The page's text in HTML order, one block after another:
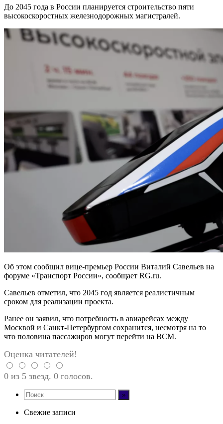
До 2045 года в России планируется строительство пяти
высокоскоростных железнодорожных магистралей.
Об этом сообщил вице-премьер России Виталий Савельев на
форуме «Транспорт России», сообщает RG.ru.
Савельев отметил, что 2045 год является реалистичным
сроком для реализации проекта.
Ранее он заявил, что потребность в авиарейсах между
Москвой и Санкт-Петербургом сохранится, несмотря на то
что половина пассажиров могут перейти на ВСМ.
Оценка читателей!
0 из 5 звезд. 0 голосов.
Свежие записи